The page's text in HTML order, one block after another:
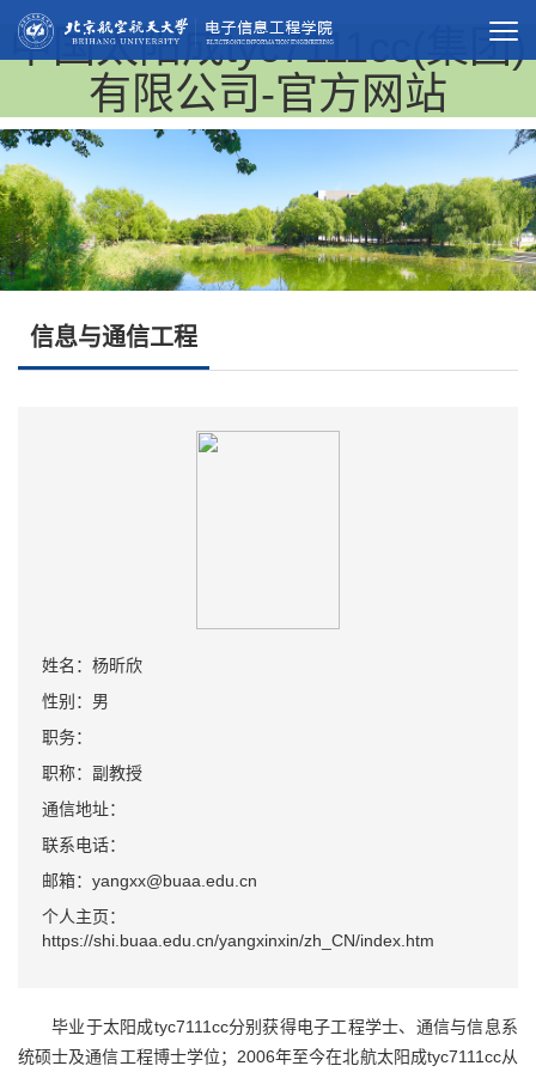
中国太阳成tyc7111cc(集团)
有限公司-官方网站
信息与通信工程
姓名：杨昕欣
性别：男
职务：
职称：副教授
通信地址：
联系电话：
邮箱：yangxx@buaa.edu.cn
个人主页：
https://shi.buaa.edu.cn/yangxinxin/zh_CN/index.htm
毕业于太阳成tyc7111cc分别获得电子工程学士、通信与信息系
统硕士及通信工程博士学位；2006年至今在北航太阳成tyc7111cc从